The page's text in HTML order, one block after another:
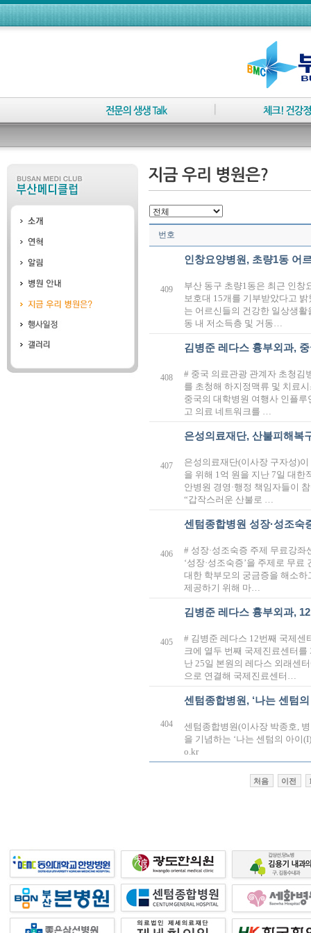
번호
409
인창요양병원, 초량1동 어
부산 동구 초량1동은 최근 인창
보호대 15개를 기부받았다고
는 어르신들의 건강한 일상생
동 내 저소득층 및 거동…
408
김병준 레다스 흉부외과,
# 중국 의료관광 관계자 초청김
를 초청해 하지정맥류 및 치료
중국의 대학병원 여행사 인플
고 의료 네트워크를 …
407
은성의료재단, 산불피해복
은성의료재단(이사장 구자성)
을 위해 1억 원을 지난 7일 대한
안병원 경영·행정 책임자들이
“갑작스러운 산불로 …
406
센텀종합병원 성장·성조숙
# 성장·성조숙증 주제 무료강
‘성장·성조숙증’을 주제로 무
대한 학부모의 궁금증을 해소
제공하기 위해 마…
405
김병준 레다스 흉부외과,
# 김병준 레다스 12번째 국제
크에 열두 번째 국제진료센터
난 25일 본원의 레다스 외래센
으로 연결해 국제진료센터…
404
센텀종합병원, ‘나는 센텀
센텀종합병원(이사장 박종호,
을 기념하는 ‘나는 센텀의 아이
o.kr
처음 이전